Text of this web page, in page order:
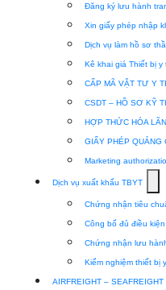
Đăng ký lưu hành
Xin giấy phép nhập
Dịch vụ làm hồ sơ
Kê khai giá Thiết bị y
CẤP MÃ VẬT TƯ Y
CSDT – HỒ SƠ KỸ
HỢP THỨC HÓA
GIẤY PHÉP QUẢNG
Marketing
Dịch vụ xuất khẩu TBYT
for
vụ
Chứng nhận tiêu
Công bố đủ điều
Chứng nhận lưu
Kiểm nghiệm thiết bị
AIRFREIGHT – SEAFREIGHT